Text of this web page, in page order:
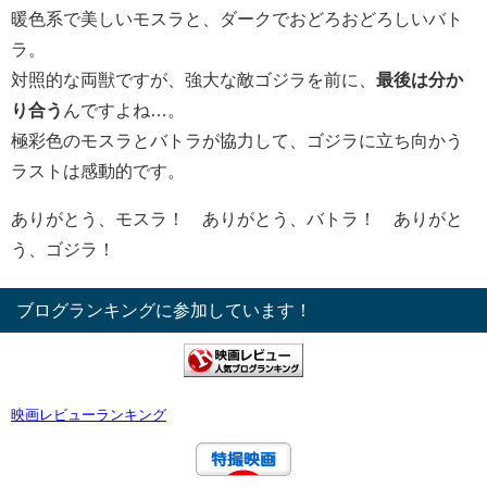
暖色系で美しいモスラと、ダークでおどろおどろしいバト
ラ。
対照的な両獣ですが、強大な敵ゴジラを前に、 最後は分か
り合う んですよね…。
極彩色のモスラとバトラが協力して、ゴジラに立ち向かう
ラストは感動的です。
ありがとう、モスラ！ ありがとう、バトラ！ ありがと
う、ゴジラ！
ブログランキングに参加しています！
映画レビューランキング